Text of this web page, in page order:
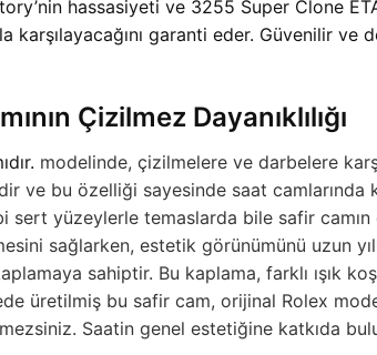
hassasiyeti ve 3255 Super Clone
garanti eder. Güvenilir ve
Çizilmez Dayanıklılığı
modelinde, çizilmelere ve darbelere
ve bu özelliği sayesinde saat camlarında
yüzeylerle temaslarda bile safir
sağlarken, estetik görünümünü uzun
sahiptir. Bu kaplama, farklı ışık
üretilmiş bu safir cam, orijinal Rolex
Saatin genel estetiğine katkıda